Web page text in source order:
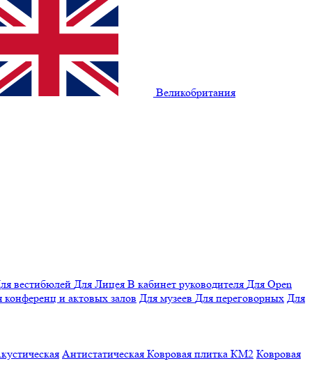
Великобритания
вестибюлей Для Лицея В кабинет руководителя Для Open
конференц и актовых залов Для музеев Для переговорных Для
Антистатическая Ковровая плитка КМ2 Ковровая